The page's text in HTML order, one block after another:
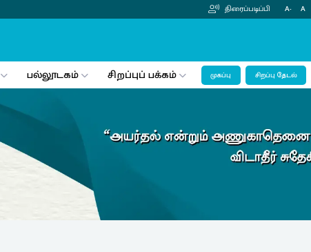
திரைப்படிப்பி A- A
பல்லூடகம் சிறப்புப் பக்கம் முகப்பு சிறப்பு தேடல்